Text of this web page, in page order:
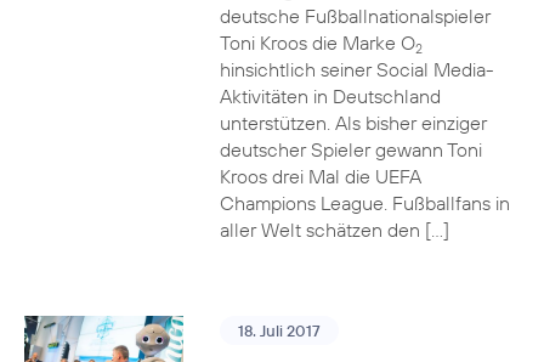
deutsche Fußballnationalspieler
Toni Kroos die Marke O2
hinsichtlich seiner Social Media-
Aktivitäten in Deutschland
unterstützen. Als bisher einziger
deutscher Spieler gewann Toni
Kroos drei Mal die UEFA
Champions League. Fußballfans in
aller Welt schätzen den […]
18. Juli 2017